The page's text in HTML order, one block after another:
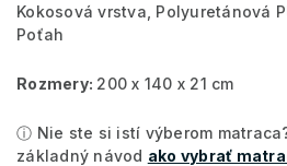
Kokosová vrstva, Polyuretánová
Poťah
Rozmery: 200 x 140 x 21 cm
ⓘ Nie ste si istí výberom
základný návod ako vybrať